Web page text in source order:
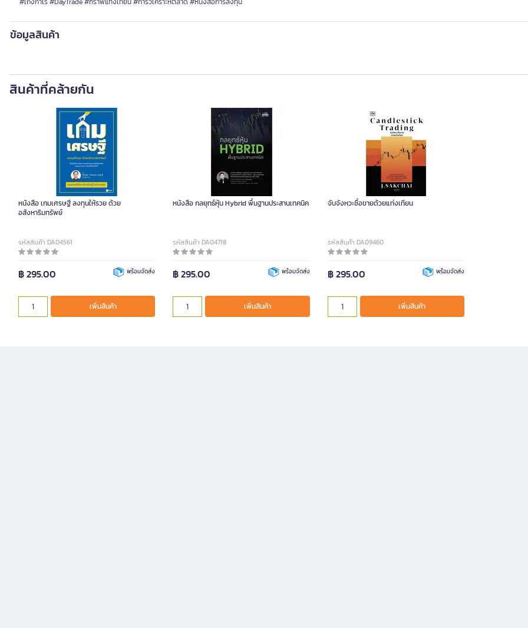
ข้อมูลสินค้า
สินค้าที่คล้ายกัน
หนังสือ เกมเศรษฐี ลงทุนให้รวย ด้วย
อสังหาริมทรัพย์
รหัสสินค้า DA04561
฿ 295.00 พร้อมจัดส่ง
เพิ่มสินค้า
หนังสือ กลยุทธ์หุ้น Hybrid พื้นฐานประสานเทคนิค
รหัสสินค้า DA04718
฿ 295.00 พร้อมจัดส่ง
เพิ่มสินค้า
จับจังหวะซื้อขายด้วยแท่งเทียน
รหัสสินค้า DA09460
฿ 295.00 พร้อมจัดส่ง
เพิ่มสินค้า